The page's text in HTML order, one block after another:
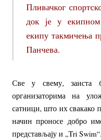
Пливачког
док је у
екипу такмичења
Панчева.
Све у свему, заиста
организаторима на
сатници, што их свакако
начин проносе добро
представљају и „Tri Swim“.